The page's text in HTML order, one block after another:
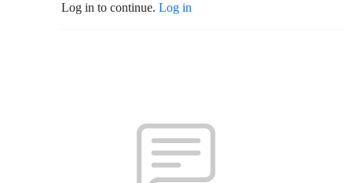
Log in to continue. Log in